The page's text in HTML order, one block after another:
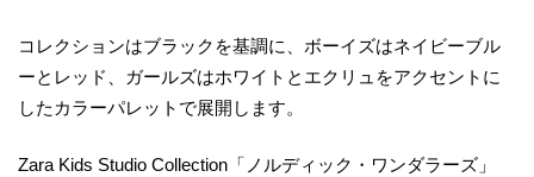
コレクションはブラックを基調に、ボーイズはネイビーブル
ーとレッド、ガールズはホワイトとエクリュをアクセントに
したカラーパレットで展開します。
Zara Kids Studio Collection「ノルディック・ワンダラーズ」